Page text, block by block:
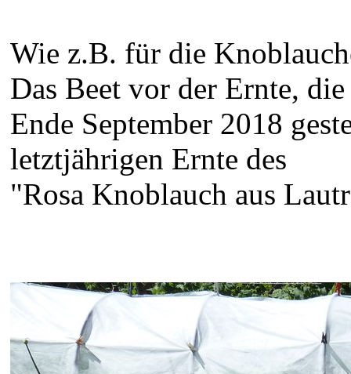
Wie z.B. für die
Das Beet vor der Ernte,
Ende September 2018
letztjährigen Ernte des
"Rosa Knoblauch aus